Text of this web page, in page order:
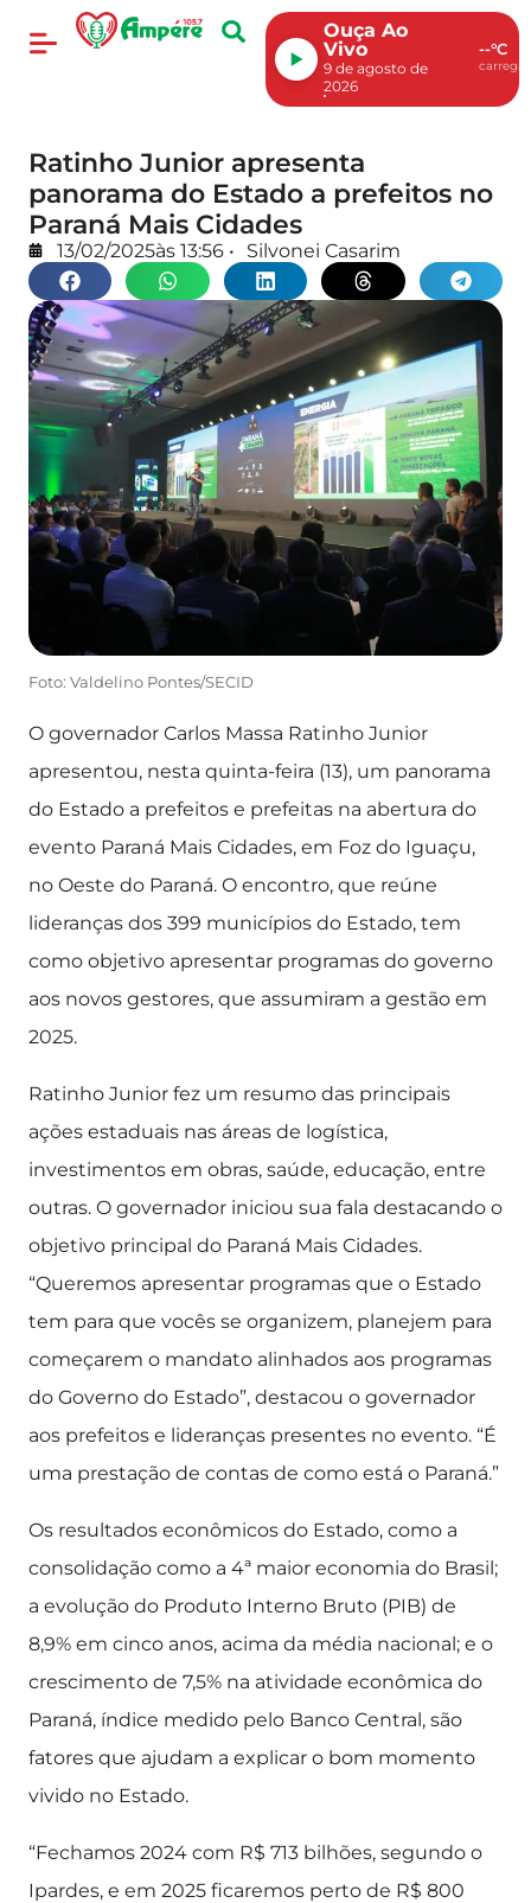
Ouça Ao
Vivo
9 de agosto de
2026
--°C
Ratinho Junior apresenta
panorama do Estado a prefeitos no
Paraná Mais Cidades
13/02/2025às 13:56 • Silvonei Casarim
Foto: Valdelino Pontes/SECID
O governador Carlos Massa Ratinho Junior
apresentou, nesta quinta-feira (13), um panorama
do Estado a prefeitos e prefeitas na abertura do
evento Paraná Mais Cidades, em Foz do Iguaçu,
no Oeste do Paraná. O encontro, que reúne
lideranças dos 399 municípios do Estado, tem
como objetivo apresentar programas do governo
aos novos gestores, que assumiram a gestão em
2025.
Ratinho Junior fez um resumo das principais
ações estaduais nas áreas de logística,
investimentos em obras, saúde, educação, entre
outras. O governador iniciou sua fala destacando o
objetivo principal do Paraná Mais Cidades.
“Queremos apresentar programas que o Estado
tem para que vocês se organizem, planejem para
começarem o mandato alinhados aos programas
do Governo do Estado”, destacou o governador
aos prefeitos e lideranças presentes no evento. “É
uma prestação de contas de como está o Paraná.”
Os resultados econômicos do Estado, como a
consolidação como a 4ª maior economia do Brasil;
a evolução do Produto Interno Bruto (PIB) de
8,9% em cinco anos, acima da média nacional; e o
crescimento de 7,5% na atividade econômica do
Paraná, índice medido pelo Banco Central, são
fatores que ajudam a explicar o bom momento
vivido no Estado.
“Fechamos 2024 com R$ 713 bilhões, segundo o
Ipardes, e em 2025 ficaremos perto de R$ 800